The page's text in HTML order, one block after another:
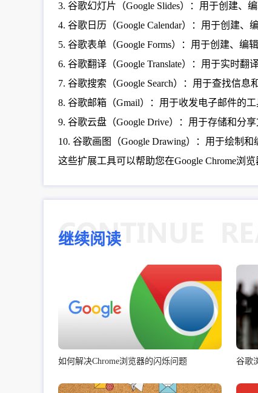
3. 谷歌幻灯片（Google Slides）：用于创建、
4. 谷歌日历（Google Calendar）：用于创建、
5. 谷歌表单（Google Forms）：用于创建、编
6. 谷歌翻译（Google Translate）：用于实时翻
7. 谷歌搜索（Google Search）：用于查找信息
8. 谷歌邮箱（Gmail）：用于收发电子邮件的工
9. 谷歌云盘（Google Drive）：用于存储和分享
10. 谷歌画图（Google Drawing）：用于绘制和
这些扩展工具可以帮助您在Google Chrome浏
继续阅读
如何解决Chrome浏览器的闪烁问题